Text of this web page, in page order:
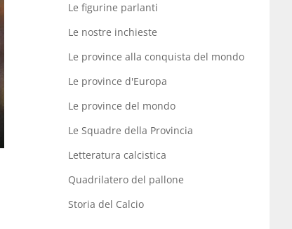
Le figurine parlanti
Le nostre inchieste
Le province alla conquista del mondo
Le province d'Europa
Le province del mondo
Le Squadre della Provincia
Letteratura calcistica
Quadrilatero del pallone
Storia del Calcio